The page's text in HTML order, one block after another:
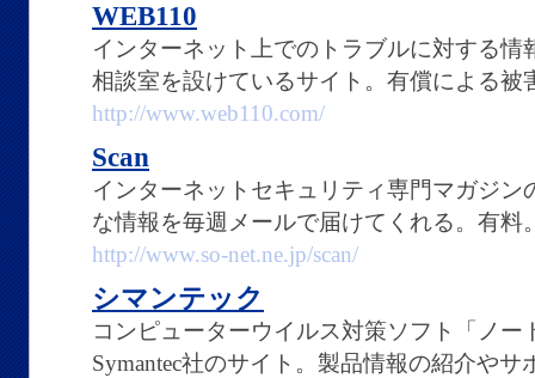
WEB110
インターネット上でのトラブルに対する
相談室を設けているサイト。有償による被
http://www.web110.com/
Scan
インターネットセキュリティ専門マガジ
な情報を毎週メールで届けてくれる。有料
http://www.so-net.ne.jp/scan/
シマンテック
コンピューターウイルス対策ソフト「ノー
Symantec社のサイト。製品情報の紹介や